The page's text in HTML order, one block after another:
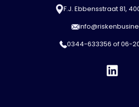
F.J. Ebbensstraat 81,
0344-633356 of06-